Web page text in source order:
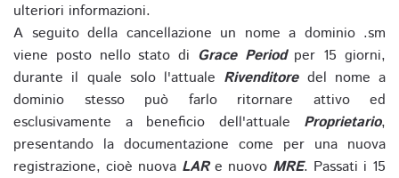
ulteriori informazioni.
A seguito della cancellazione un nome a dominio .sm
viene posto nello stato di Grace Periodper 15 giorni,
durante il quale solo l'attuale Rivenditoredel nome a
dominio stesso può farlo ritornare attivo ed
esclusivamente a beneficio dell'attuale Proprietario,
presentando la documentazione come per una nuova
registrazione, cioè nuova LARe nuovo MRE. Passati i 15